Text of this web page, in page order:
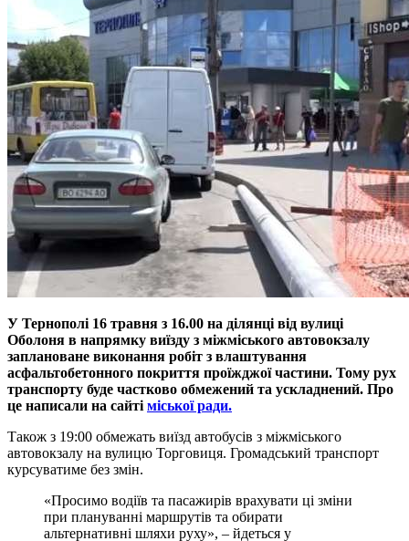
У Тернополі 16 травня з 16.00 на ділянці від вулиці
Оболоня в напрямку виїзду з міжміського автовокзалу
заплановане виконання робіт з влаштування
асфальтобетонного покриття проїжджої частини. Тому рух
транспорту буде частково обмежений та ускладнений. Про
це написали на сайті міської ради.
Також з 19:00 обмежать виїзд автобусів з міжміського
автовокзалу на вулицю Торговиця. Громадський транспорт
курсуватиме без змін.
«Просимо водіїв та пасажирів врахувати ці зміни
при плануванні маршрутів та обирати
альтернативні шляхи руху», – йдеться у